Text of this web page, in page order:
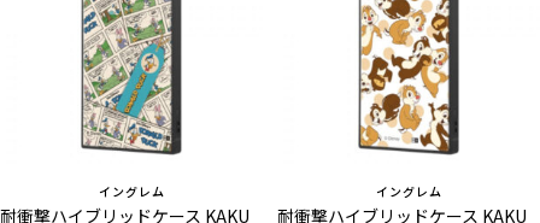
イングレム
耐衝撃ハイブリッドケース KAKU
イングレム
耐衝撃ハイブリッドケース KAKU